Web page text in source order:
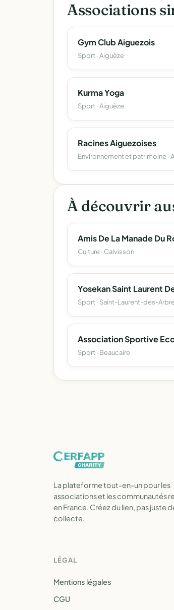
Associations
Gym Club Aiguezois
Sport · Aiguèze
Kurma Yoga
Sport · Aiguèze
Racines Aiguezoises
Environnement et patrimoine ·
À découvrir
Amis De La Manade Du
Culture · Calvisson
Yosekan Saint Laurent
Sport · Saint-Laurent-des-
Association Sportive
Sport · Beaucaire
La plateforme tout-en-un pour les
associations et les communautés
en France. Créez du lien, pas juste
collecte.
LÉGAL
Mentions légales
CGU